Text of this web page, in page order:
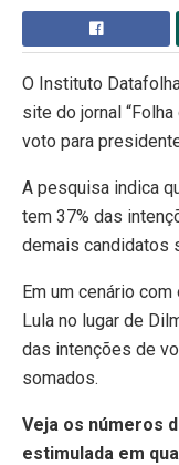
O Instituto
site do jornal
voto para
A pesquisa indica
tem 37% das
demais candidatos
Em um cenário
Lula no lugar de
das intenções de
somados.
Veja os números
estimulada em